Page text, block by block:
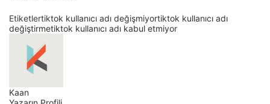
Etiketlertiktok kullanıcı adı değişmiyortiktok kullanıcı adı
değiştirmetiktok kullanıcı adı kabul etmiyor
Kaan